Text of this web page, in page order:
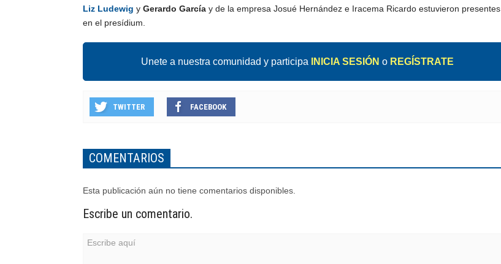
Liz Ludewig y Gerardo García y de la empresa Josué Hernández e Iracema Ricardo estuvieron presentes
en el presídium.
Unete a nuestra comunidad y participa INICIA SESIÓN o REGÍSTRATE
TWITTER FACEBOOK
COMENTARIOS
Esta publicación aún no tiene comentarios disponibles.
Escribe un comentario.